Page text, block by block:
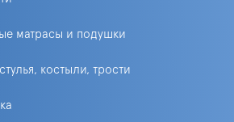
матрасы и подушки
костыли, трости